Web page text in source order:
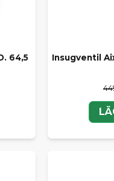
64,5 Insugventil